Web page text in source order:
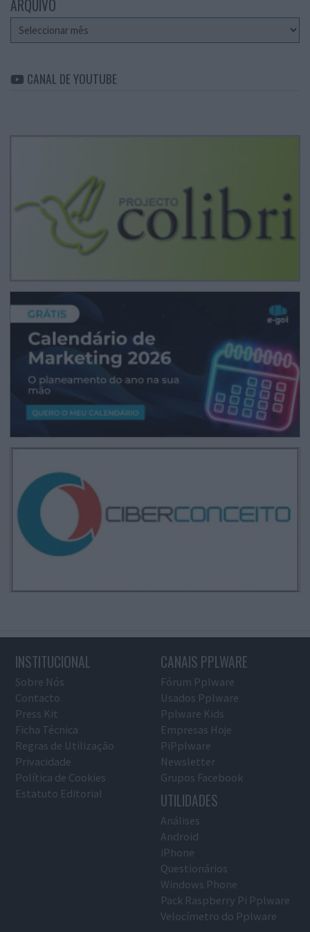
ARQUIVO
Arquivo
CANAL DE YOUTUBE
INSTITUCIONAL
Sobre Nós
Contacto
Press Kit
Ficha Técnica
Regras de Utilização
Privacidade
Política de Cookies
Estatuto Editorial
CANAIS PPLWARE
Fórum Pplware
Usados Pplware
Pplware Kids
Empresas Hoje
PiPplware
Newsletter
Grupos Facebook
UTILIDADES
Análises
Android
iPhone
Questionários
Windows Phone
Pack Raspberry Pi Pplware
Velocímetro do Pplware